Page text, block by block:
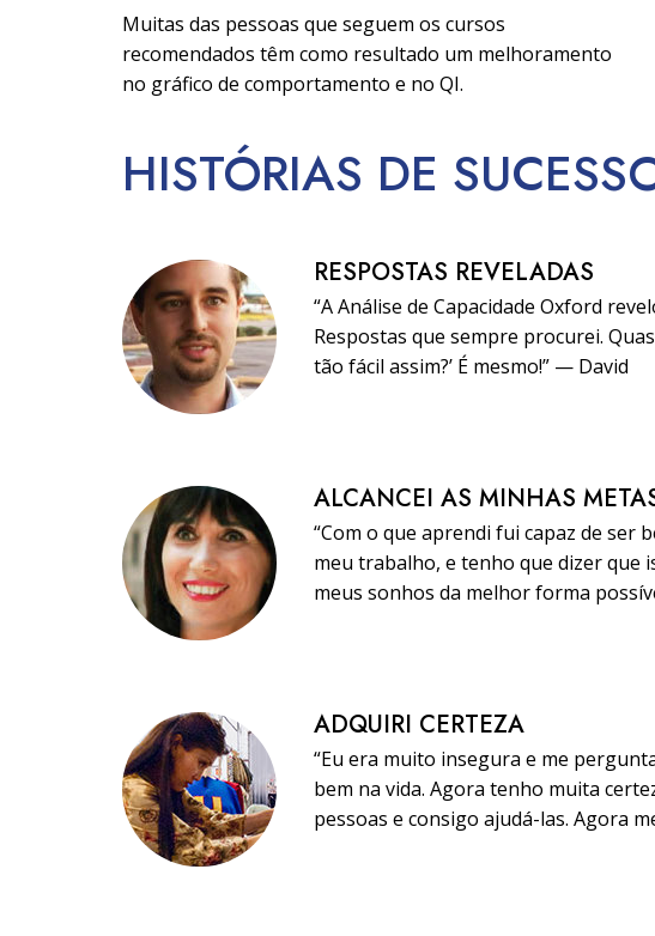
Muitas das pessoas que seguem os cursos
recomendados têm como resultado um melhoramento
no gráfico de comportamento e no QI.
HISTÓRIAS DE
RESPOSTAS REVELADAS
“A Análise de Capacidade Oxford
Respostas que sempre procurei.
tão fácil assim?’ É mesmo!” — David
ALCANCEI AS MINHAS
“Com o que aprendi fui capaz de ser
meu trabalho, e tenho que dizer que
meus sonhos da melhor forma
ADQUIRI CERTEZA
“Eu era muito insegura e me
bem na vida. Agora tenho muita
pessoas e consigo ajudá-las. Agora